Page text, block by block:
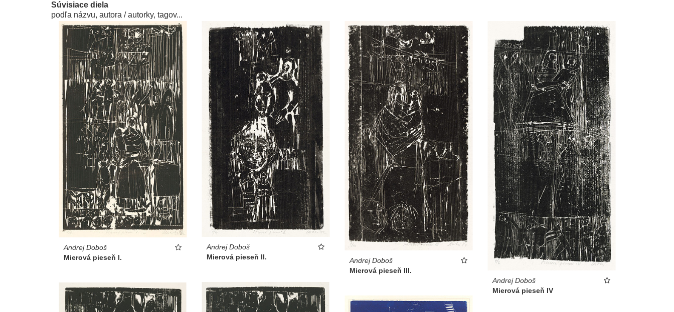
Súvisiace diela
podľa názvu, autora / autorky, tagov...
Andrej Doboš
Mierová pieseň I.
Andrej Doboš
Mierová pieseň II.
Andrej Doboš
Mierová pieseň III.
Andrej Doboš
Mierová pieseň IV